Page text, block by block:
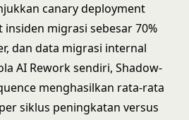
canary deployment
migrasi sebesar 70%
dan data migrasi internal
AI Rework sendiri, Shadow-
menghasilkan rata-rata
siklus peningkatan versus